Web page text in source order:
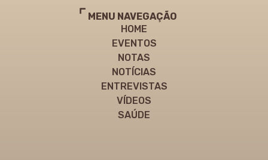
MENU NAVEGAÇÃO
HOME
EVENTOS
NOTAS
NOTÍCIAS
ENTREVISTAS
VÍDEOS
SAÚDE